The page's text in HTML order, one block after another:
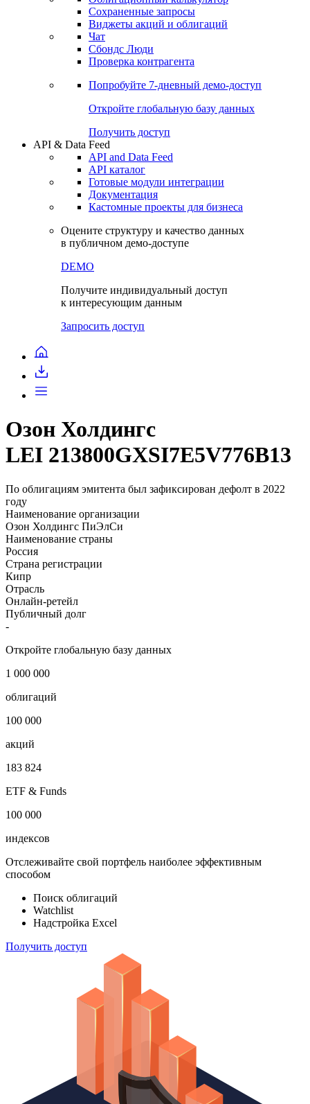
Сохраненные запросы
Виджеты акций и облигаций
Чат
Сбондс Люди
Проверка контрагента
Попробуйте 7-дневный демо-доступ
Откройте глобальную базу данных
Получить доступ
API & Data Feed
API and Data Feed
API каталог
Готовые модули интеграции
Документация
Кастомные проекты для бизнеса
Оцените структуру и качество данных
в публичном демо-доступе
DEMO
Получите индивидуальный доступ
к интересующим данным
Запросить доступ
Озон Холдингс
LEI 213800GXSI7E5V776B13
По облигациям эмитента был зафиксирован дефолт в 2022
году
Наименование организации
Озон Холдингс ПиЭлСи
Наименование страны
Россия
Страна регистрации
Кипр
Отрасль
Онлайн-ретейл
Публичный долг
-
Откройте глобальную базу данных
1 000 000
облигаций
100 000
акций
183 824
ETF & Funds
100 000
индексов
Отслеживайте свой портфель наиболее эффективным
способом
Поиск облигаций
Watchlist
Надстройка Excel
Получить доступ